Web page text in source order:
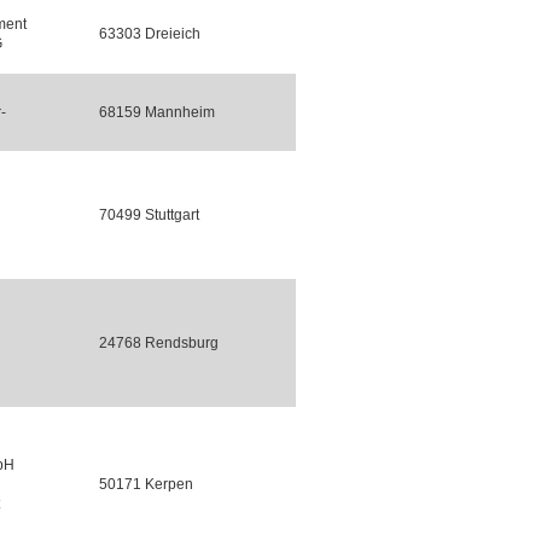
63303 Dreieich
68159 Mannheim
70499 Stuttgart
24768 Rendsburg
50171 Kerpen